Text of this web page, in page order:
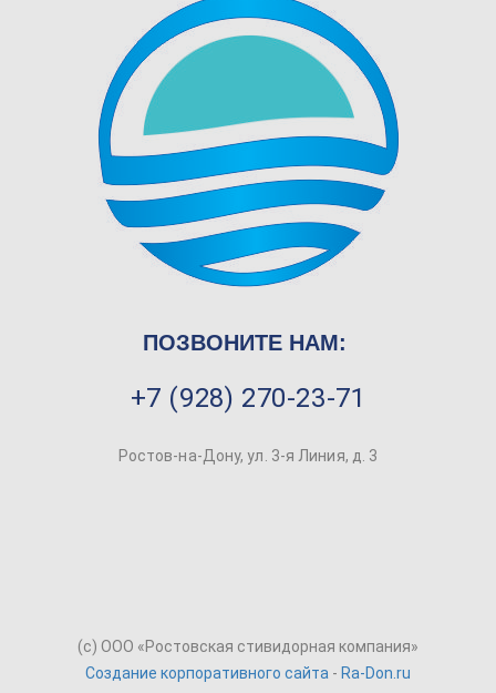
ПОЗВОНИТЕ НАМ:
+7 (928) 270-23-71
Ростов-на-Дону, ул. 3-я Линия, д. 3
(c) ООО «Ростовская стивидорная компания»
Создание корпоративного сайта - Ra-Don.ru